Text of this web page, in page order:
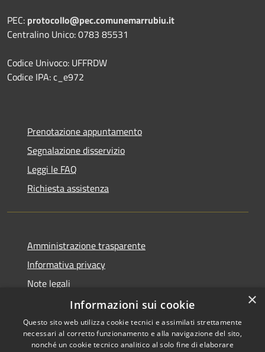
PEC: protocollo@pec.comunemarrubiu.it
Centralino Unico: 0783 85531
Codice Univoco: UFFRDW
Codice IPA: c_e972
Prenotazione appuntamento
Segnalazione disservizio
Leggi le FAQ
Richiesta assistenza
Amministrazione trasparente
Informativa privacy
Note legali
Dichiarazione di accessibilità
×
Informazioni sui cookie
Questo sito web utilizza cookie tecnici e assimilati strettamente
necessari al corretto funzionamento e alla navigazione del sito,
nonché un cookie tecnico analitico al solo fine di elaborare